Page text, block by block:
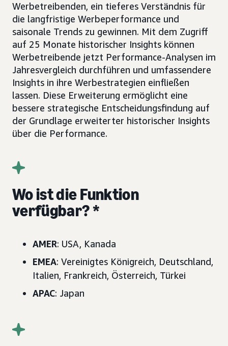
Werbetreibenden, ein tieferes Verständnis für
die langfristige Werbeperformance und
saisonale Trends zu gewinnen. Mit dem Zugriff
auf 25 Monate historischer Insights können
Werbetreibende jetzt Performance-Analysen im
Jahresvergleich durchführen und umfassendere
Insights in ihre Werbestrategien einfließen
lassen. Diese Erweiterung ermöglicht eine
bessere strategische Entscheidungsfindung auf
der Grundlage erweiterter historischer Insights
über die Performance.
Wo ist die Funktion
verfügbar? *
AMER: USA, Kanada
EMEA: Vereinigtes Königreich, Deutschland,
Italien, Frankreich, Österreich, Türkei
APAC: Japan